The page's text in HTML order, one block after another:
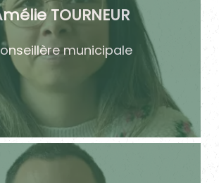
TOURNEUR
municipale